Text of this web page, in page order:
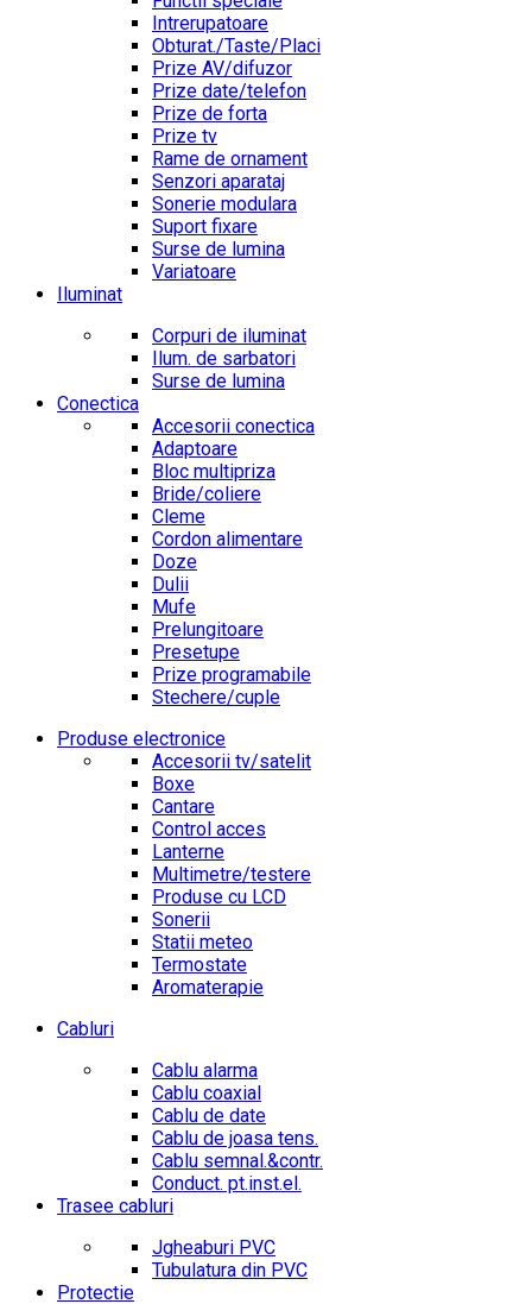
Intrerupatoare
Obturat./Taste/Placi
Prize AV/difuzor
Prize date/telefon
Prize de forta
Prize tv
Rame de ornament
Senzori aparataj
Sonerie modulara
Suport fixare
Surse de lumina
Variatoare
Iluminat
Corpuri de iluminat
Ilum. de sarbatori
Surse de lumina
Conectica
Accesorii conectica
Adaptoare
Bloc multipriza
Bride/coliere
Cleme
Cordon alimentare
Doze
Dulii
Mufe
Prelungitoare
Presetupe
Prize programabile
Stechere/cuple
Produse electronice
Accesorii tv/satelit
Boxe
Cantare
Control acces
Lanterne
Multimetre/testere
Produse cu LCD
Sonerii
Statii meteo
Termostate
Aromaterapie
Cabluri
Cablu alarma
Cablu coaxial
Cablu de date
Cablu de joasa tens.
Cablu semnal.&contr.
Conduct. pt.inst.el.
Trasee cabluri
Jgheaburi PVC
Tubulatura din PVC
Protectie